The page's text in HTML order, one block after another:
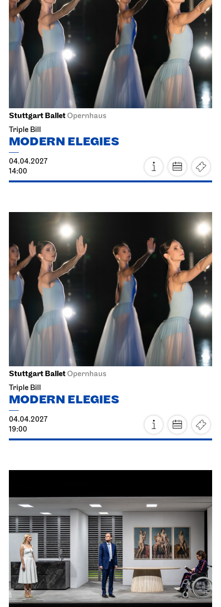
Lunchtime Concert
12.04.2027
12:45 - 13:15
Tue, 13.04.2027
Staatsoper Stuttgart Opernhaus
La Cenerentola
13.04.2027
19:00 - 22:30
Wed, 14.04.2027
For schools
The Three Investigators and the
Hall of Mirrors
14.04.2027
11:00